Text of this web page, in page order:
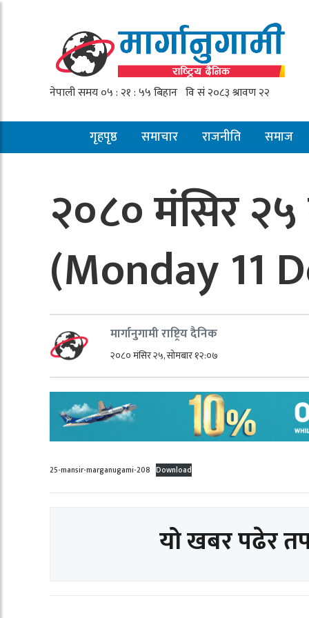
गृहपृष्ठ समाचार राजनीति समाज
२०८० मंसिर
(Monday 11
मार्गानुगामी राष्ट्रिय दैनिक
२०८० मंसिर २५, सोमबार १२:०७
25-mansir-marganugami-208 Download
यो खबर पढेर